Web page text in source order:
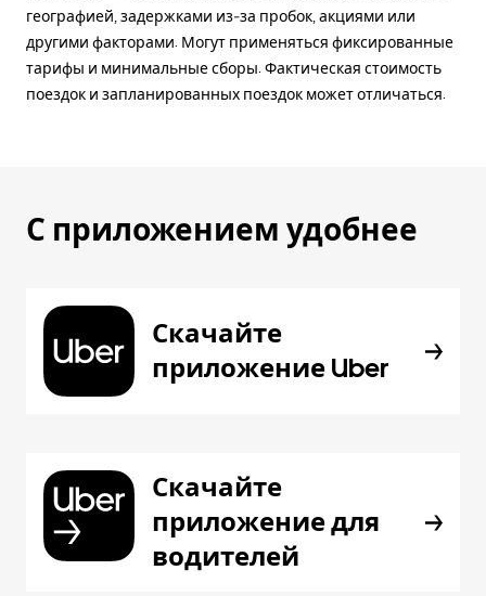
географией, задержками из-за пробок, акциями или
другими факторами. Могут применяться фиксированные
тарифы и минимальные сборы. Фактическая стоимость
поездок и запланированных поездок может отличаться.
С приложением удобнее
Скачайте
приложение Uber
Скачайте
приложение для
водителей